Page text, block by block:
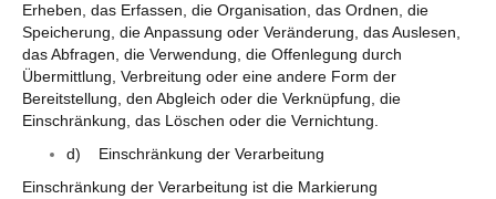
Erheben, das Erfassen, die Organisation, das Ordnen, die
Speicherung, die Anpassung oder Veränderung, das Auslesen,
das Abfragen, die Verwendung, die Offenlegung durch
Übermittlung, Verbreitung oder eine andere Form der
Bereitstellung, den Abgleich oder die Verknüpfung, die
Einschränkung, das Löschen oder die Vernichtung.
d) Einschränkung der Verarbeitung
Einschränkung der Verarbeitung ist die Markierung